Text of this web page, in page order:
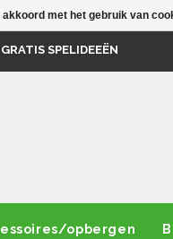
GRATIS SPELIDEEËN
opbergen
met het gebruik van